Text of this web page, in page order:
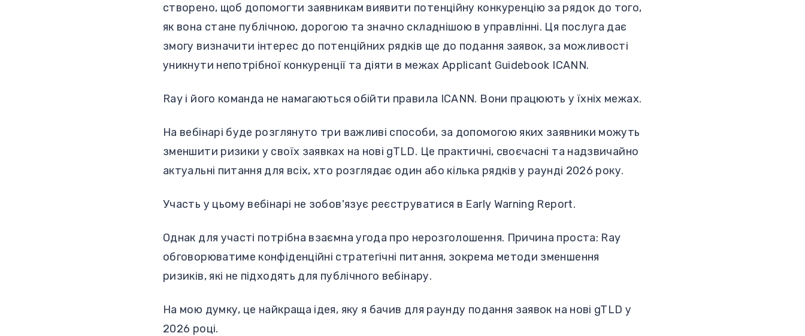
створено, щоб допомогти заявникам виявити потенційну конкуренцію за рядок до того,
як вона стане публічною, дорогою та значно складнішою в управлінні. Ця послуга дає
змогу визначити інтерес до потенційних рядків ще до подання заявок, за можливості
уникнути непотрібної конкуренції та діяти в межах Applicant Guidebook ICANN.
Ray і його команда не намагаються обійти правила ICANN. Вони працюють у їхніх межах.
На вебінарі буде розглянуто три важливі способи, за допомогою яких заявники можуть
зменшити ризики у своїх заявках на нові gTLD. Це практичні, своєчасні та надзвичайно
актуальні питання для всіх, хто розглядає один або кілька рядків у раунді 2026 року.
Участь у цьому вебінарі не зобов'язує реєструватися в Early Warning Report.
Однак для участі потрібна взаємна угода про нерозголошення. Причина проста: Ray
обговорюватиме конфіденційні стратегічні питання, зокрема методи зменшення
ризиків, які не підходять для публічного вебінару.
На мою думку, це найкраща ідея, яку я бачив для раунду подання заявок на нові gTLD у
2026 році.